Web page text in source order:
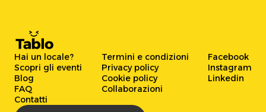
Hai un locale?
Scopri gli eventi
Blog
FAQ
Contatti
Termini e condizioni
Privacy policy
Cookie policy
Collaborazioni
Facebook
Instagram
Linkedin